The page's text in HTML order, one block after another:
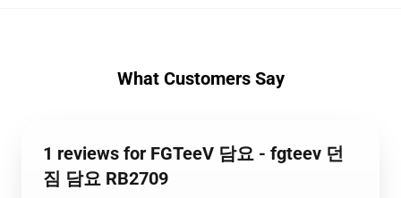
What Customers Say
1 reviews for FGTeeV 담요 - fgteev 던
짐 담요 RB2709